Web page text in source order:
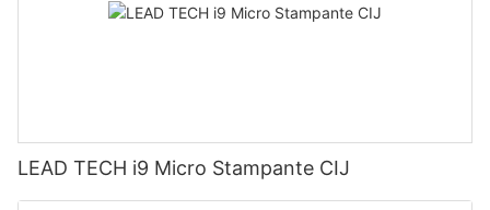
LEAD TECH i9 Micro Stampante CIJ